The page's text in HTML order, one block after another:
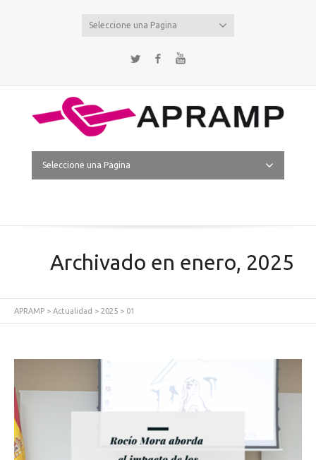
Seleccione una Pagina
Twitter Facebook
Seleccione una Pagina
Archivado en enero, 2025
APRAMP > Actualidad > 2025 > 01